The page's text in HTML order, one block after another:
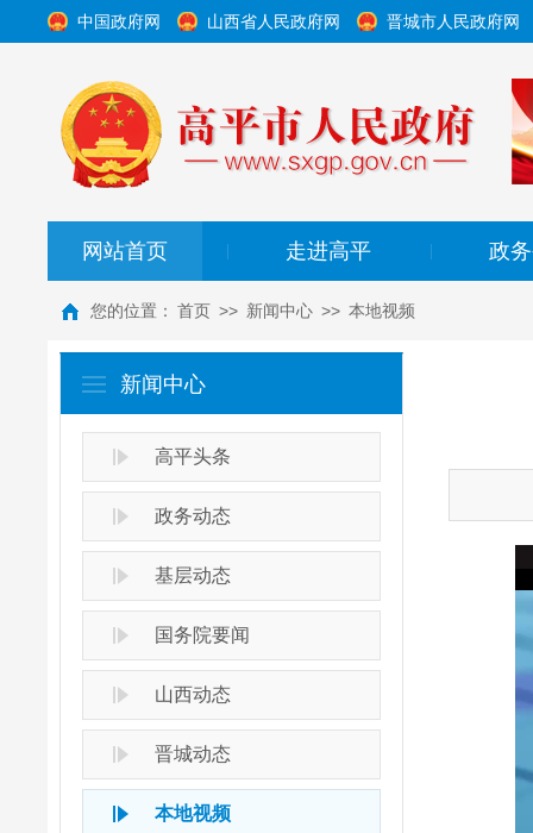
中国政府网 山西省人民政府网 晋城市人民政府网
网站首页 走进高平 政
您的位置： 首页 >> 新闻中心 >> 本地视频
新闻中心
高平头条
政务动态
基层动态
国务院要闻
山西动态
晋城动态
本地视频